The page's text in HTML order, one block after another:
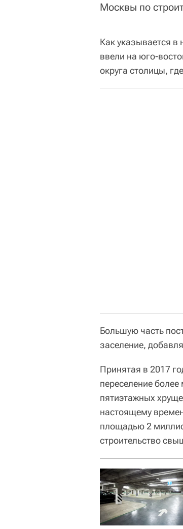
Москвы по
Как указывается в
ввели на юго-
округа столицы,
Большую часть
заселение,
Принятая в 2017
переселение
пятиэтажных
настоящему
площадью 2
строительство